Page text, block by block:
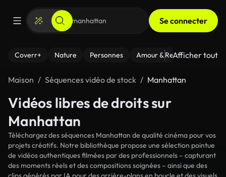
Se connecter
Coverr+ Nature Personnes Amour & Relations Le
Afficher tout
Maison Séquences vidéo de stock Manhattan
Vidéos libres de droits sur
Manhattan
Téléchargez des séquences Manhattan de qualité cinéma pour vos
projets créatifs. Notre bibliothèque propose une sélection pointue
de vidéos authentiques filmées par des professionnels – capturant
des moments réels et des compositions soignées – ainsi que des